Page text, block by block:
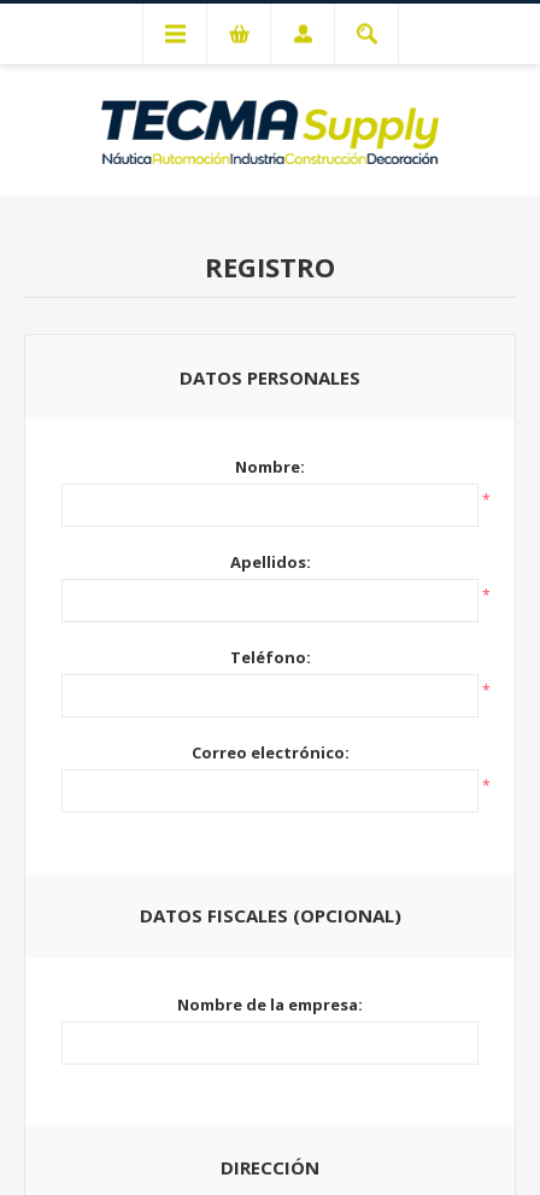
REGISTRO
DATOS PERSONALES
Nombre:
*
Apellidos:
*
Teléfono:
*
Correo electrónico:
*
DATOS FISCALES (OPCIONAL)
Nombre de la empresa:
DIRECCIÓN